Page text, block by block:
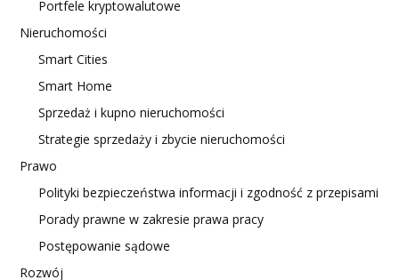
Portfele kryptowalutowe
Nieruchomości
Smart Cities
Smart Home
Sprzedaż i kupno nieruchomości
Strategie sprzedaży i zbycie nieruchomości
Prawo
Polityki bezpieczeństwa informacji i zgodność z przepisami
Porady prawne w zakresie prawa pracy
Postępowanie sądowe
Rozwój